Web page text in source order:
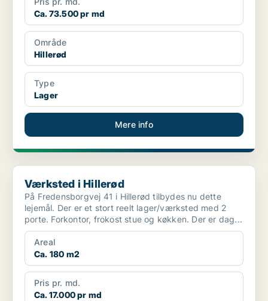
Ca. 73.500 pr md
Område
Hillerød
Type
Lager
Mere info
Værksted i Hillerød
Værksted i Hillerød
På Fredensborgvej 41 i Hillerød tilbydes nu dette
lejemål. Der er et stort reelt lager/værksted med 2
porte. Forkontor, frokost stue og køkken. Der er dag...
Areal
Ca. 180 m2
Pris pr. md.
Ca. 17.000 pr md